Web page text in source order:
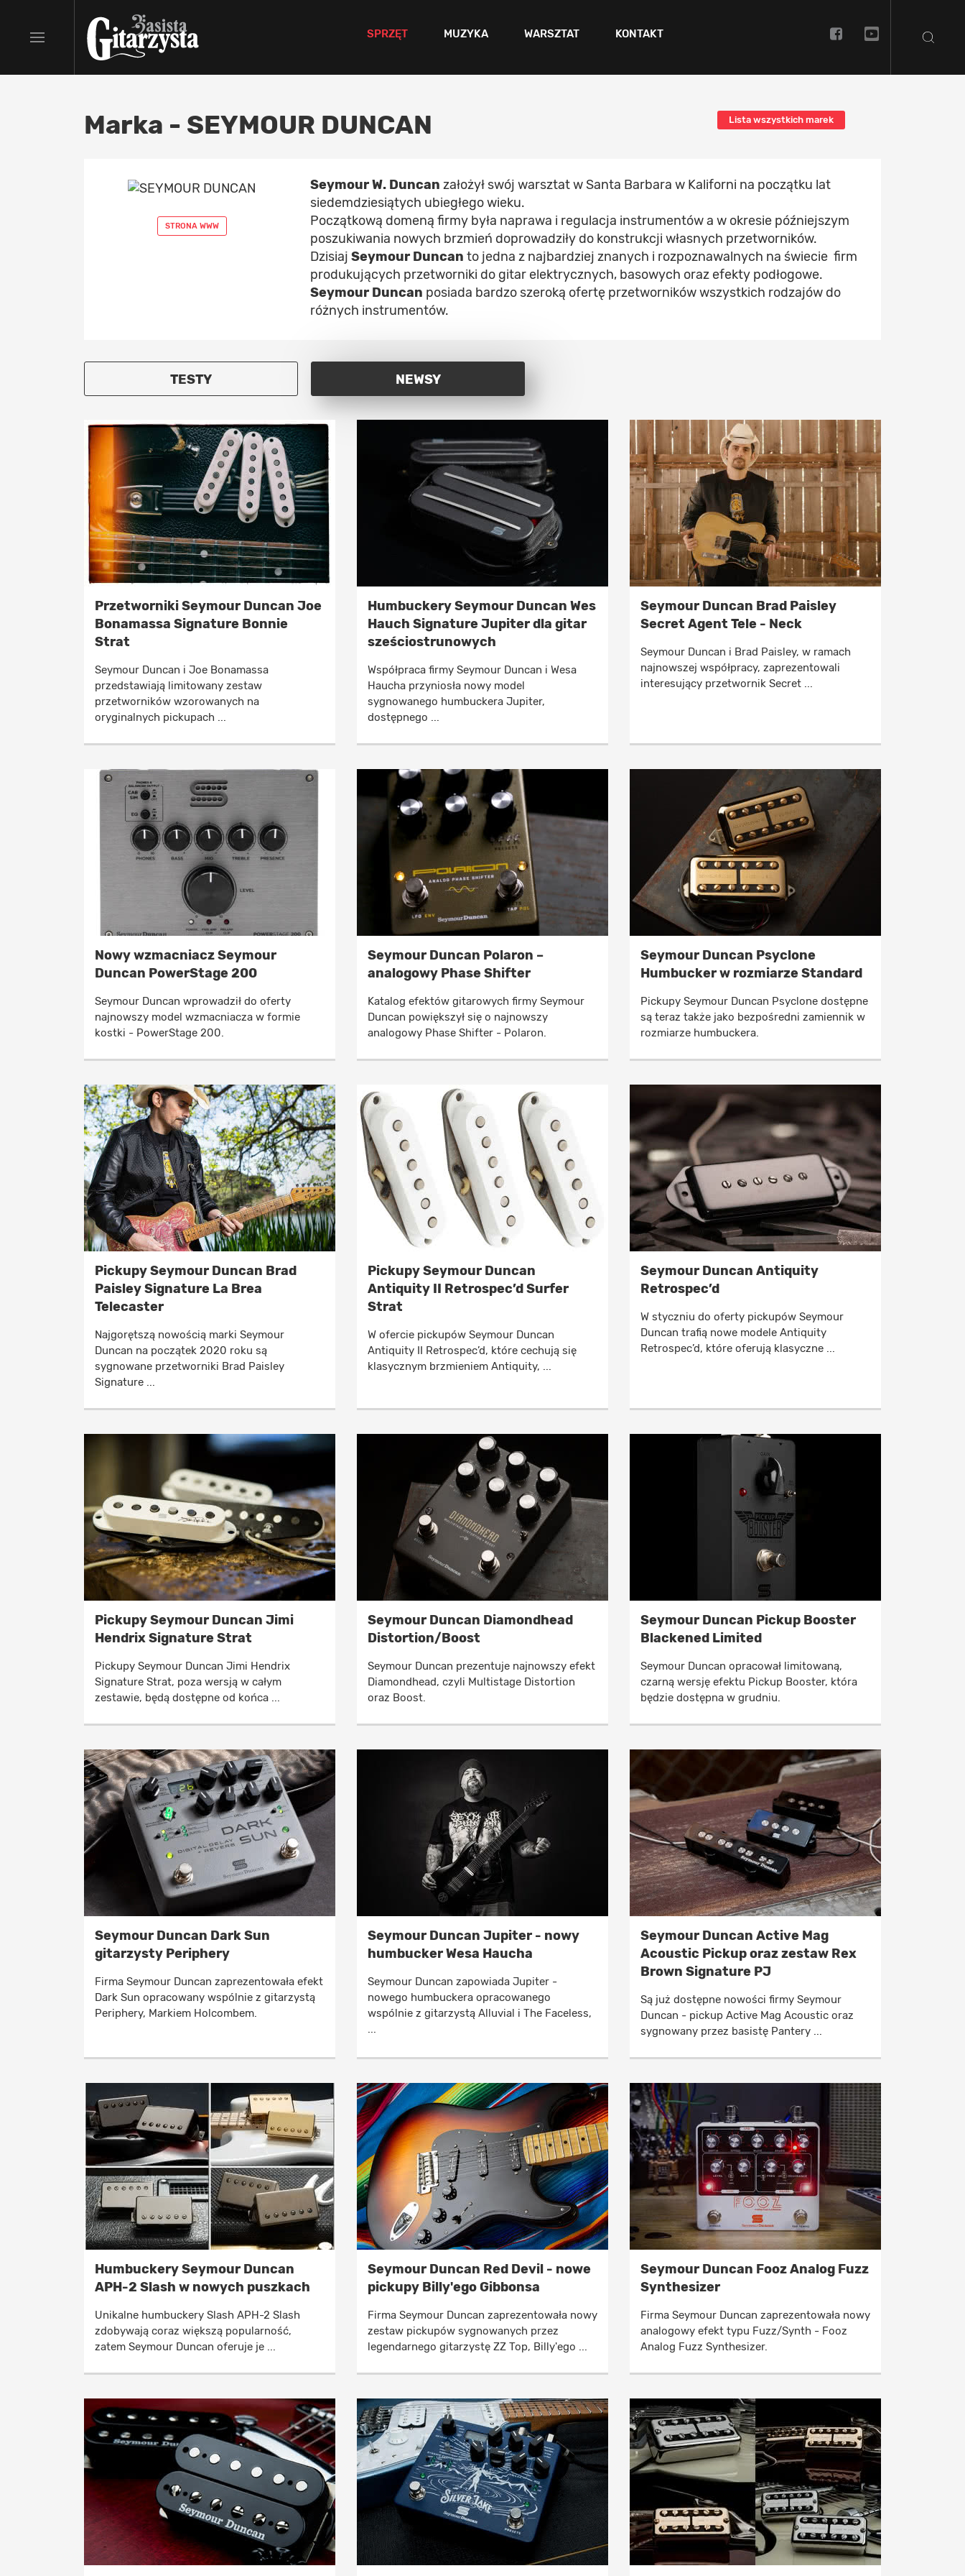
SPRZĘT MUZYKA WARSZTAT KONTAKT
Marka - SEYMOUR DUNCAN Lista wszystkich marek
STRONA WWW
Seymour W. Duncan założył swój warsztat w Santa Barbara w Kaliforni na początku lat
siedemdziesiątych ubiegłego wieku.
Początkową domeną firmy była naprawa i regulacja instrumentów a w okresie późniejszym
poszukiwania nowych brzmień doprowadziły do konstrukcji własnych przetworników.
Dzisiaj Seymour Duncan to jedna z najbardziej znanych i rozpoznawalnych na świecie firm
produkujących przetworniki do gitar elektrycznych, basowych oraz efekty podłogowe.
Seymour Duncan posiada bardzo szeroką ofertę przetworników wszystkich rodzajów do
różnych instrumentów.
TESTY NEWSY
Przetworniki Seymour Duncan Joe
Bonamassa Signature Bonnie
Strat
Seymour Duncan i Joe Bonamassa
przedstawiają limitowany zestaw
przetworników wzorowanych na
oryginalnych pickupach ...
Humbuckery Seymour Duncan Wes
Hauch Signature Jupiter dla gitar
sześciostrunowych
Współpraca firmy Seymour Duncan i Wesa
Haucha przyniosła nowy model
sygnowanego humbuckera Jupiter,
dostępnego ...
Seymour Duncan Brad Paisley
Secret Agent Tele - Neck
Seymour Duncan i Brad Paisley, w ramach
najnowszej współpracy, zaprezentowali
interesujący przetwornik Secret ...
Nowy wzmacniacz Seymour
Duncan PowerStage 200
Seymour Duncan wprowadził do oferty
najnowszy model wzmacniacza w formie
kostki - PowerStage 200.
Seymour Duncan Polaron –
analogowy Phase Shifter
Katalog efektów gitarowych firmy Seymour
Duncan powiększył się o najnowszy
analogowy Phase Shifter - Polaron.
Seymour Duncan Psyclone
Humbucker w rozmiarze Standard
Pickupy Seymour Duncan Psyclone dostępne
są teraz także jako bezpośredni zamiennik w
rozmiarze humbuckera.
Pickupy Seymour Duncan Brad
Paisley Signature La Brea
Telecaster
Najgorętszą nowością marki Seymour
Duncan na początek 2020 roku są
sygnowane przetworniki Brad Paisley
Signature ...
Pickupy Seymour Duncan
Antiquity II Retrospec’d Surfer
Strat
W ofercie pickupów Seymour Duncan
Antiquity II Retrospec’d, które cechują się
klasycznym brzmieniem Antiquity, ...
Seymour Duncan Antiquity
Retrospec’d
W styczniu do oferty pickupów Seymour
Duncan trafią nowe modele Antiquity
Retrospec’d, które oferują klasyczne ...
Pickupy Seymour Duncan Jimi
Hendrix Signature Strat
Pickupy Seymour Duncan Jimi Hendrix
Signature Strat, poza wersją w całym
zestawie, będą dostępne od końca ...
Seymour Duncan Diamondhead
Distortion/Boost
Seymour Duncan prezentuje najnowszy efekt
Diamondhead, czyli Multistage Distortion
oraz Boost.
Seymour Duncan Pickup Booster
Blackened Limited
Seymour Duncan opracował limitowaną,
czarną wersję efektu Pickup Booster, która
będzie dostępna w grudniu.
Seymour Duncan Dark Sun
gitarzysty Periphery
Firma Seymour Duncan zaprezentowała efekt
Dark Sun opracowany wspólnie z gitarzystą
Periphery, Markiem Holcombem.
Seymour Duncan Jupiter - nowy
humbucker Wesa Haucha
Seymour Duncan zapowiada Jupiter -
nowego humbuckera opracowanego
wspólnie z gitarzystą Alluvial i The Faceless,
...
Seymour Duncan Active Mag
Acoustic Pickup oraz zestaw Rex
Brown Signature PJ
Są już dostępne nowości firmy Seymour
Duncan - pickup Active Mag Acoustic oraz
sygnowany przez basistę Pantery ...
Humbuckery Seymour Duncan
APH-2 Slash w nowych puszkach
Unikalne humbuckery Slash APH-2 Slash
zdobywają coraz większą popularność,
zatem Seymour Duncan oferuje je ...
Seymour Duncan Red Devil - nowe
pickupy Billy'ego Gibbonsa
Firma Seymour Duncan zaprezentowała nowy
zestaw pickupów sygnowanych przez
legendarnego gitarzystę ZZ Top, Billy'ego ...
Seymour Duncan Fooz Analog Fuzz
Synthesizer
Firma Seymour Duncan zaprezentowała nowy
analogowy efekt typu Fuzz/Synth - Fooz
Analog Fuzz Synthesizer.